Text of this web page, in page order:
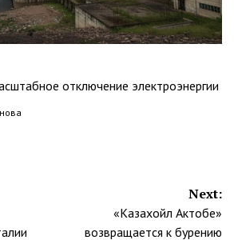
отключение электроэнергии
Next:
«Казахойл Актобе»
возвращается к бурению